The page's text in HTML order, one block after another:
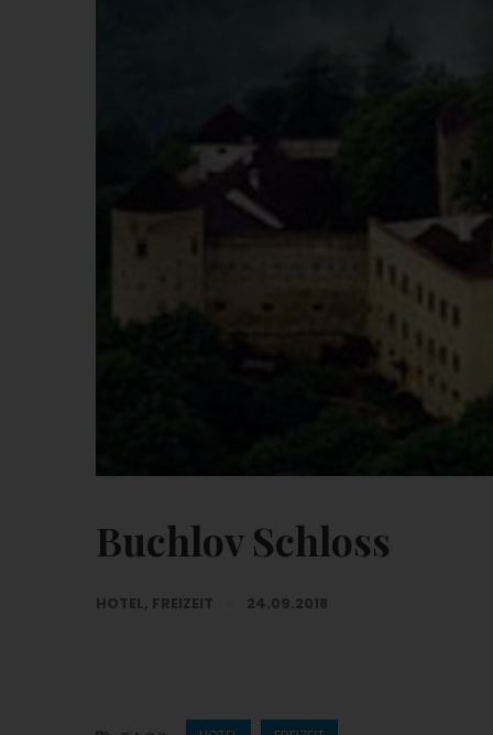
Buchlov Schloss
HOTEL, FREIZEIT 24.09.2018